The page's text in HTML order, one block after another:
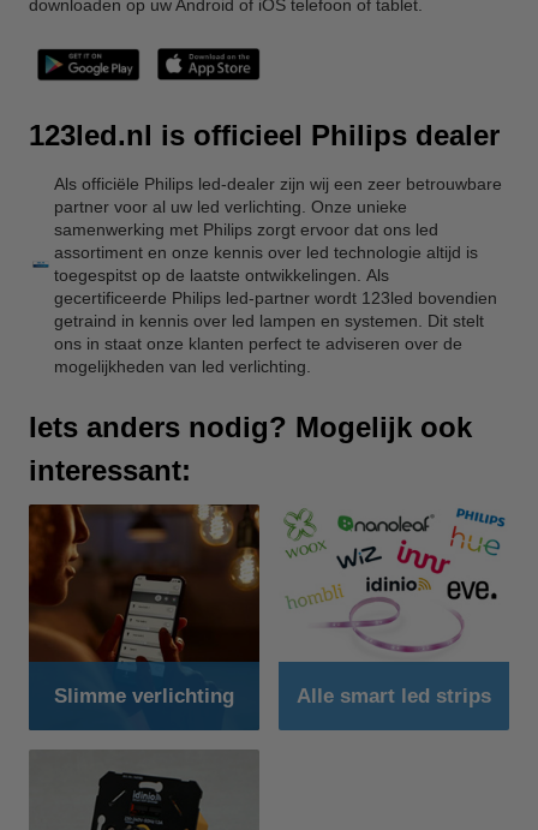
downloaden op uw Android of iOS telefoon of tablet.
123led.nl is officieel Philips dealer
Als officiële Philips led-dealer zijn wij een zeer betrouwbare
partner voor al uw led verlichting. Onze unieke
samenwerking met Philips zorgt ervoor dat ons led
assortiment en onze kennis over led technologie altijd is
toegespitst op de laatste ontwikkelingen. Als
gecertificeerde Philips led-partner wordt 123led bovendien
getraind in kennis over led lampen en systemen. Dit stelt
ons in staat onze klanten perfect te adviseren over de
mogelijkheden van led verlichting.
Iets anders nodig? Mogelijk ook
interessant:
Slimme verlichting Alle smart led strips